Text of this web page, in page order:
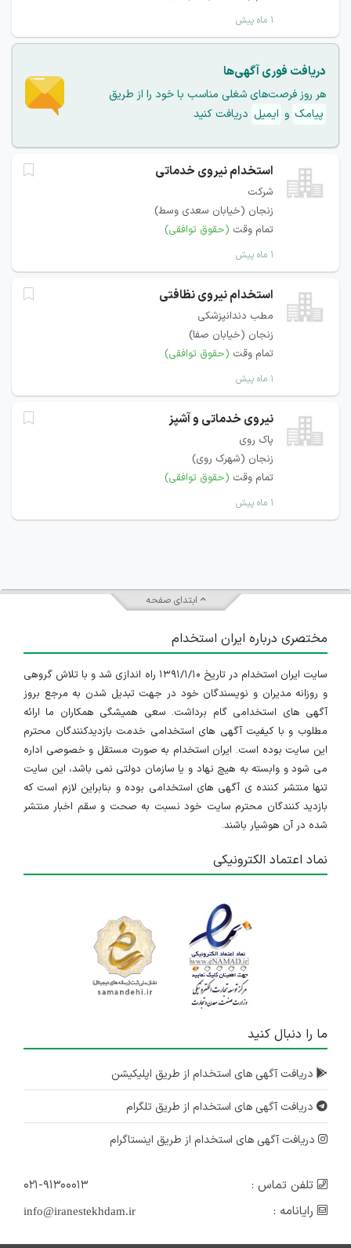
۱ ماه پیش
دریافت فوری آگهی‌ها
هر روز فرصت‌های شغلی مناسب با خود را از طریق
پیامک و ایمیل دریافت کنید
استخدام نیروی خدماتی
شرکت
زنجان (خیابان سعدی وسط)
تمام وقت (حقوق توافقی)
۱ ماه پیش
استخدام نیروی نظافتی
مطب دندانپزشکی
زنجان (خیابان صفا)
تمام وقت (حقوق توافقی)
۱ ماه پیش
نیروی خدماتی و آشپز
پاک روی
زنجان (شهرک روی)
تمام وقت (حقوق توافقی)
۱ ماه پیش
ابتدای صفحه
مختصری درباره ایران استخدام
سایت ایران استخدام در تاریخ ۱۳۹۱/۱/۱۰ راه اندازی شد و با تلاش گروهی
و روزانه مدیران و نویسندگان خود در جهت تبدیل شدن به مرجع بروز
آگهی های استخدامی گام برداشت. سعی همیشگی همکاران ما ارائه
مطلوب و با کیفیت آگهی های استخدامی خدمت بازدیدکنندگان محترم
این سایت بوده است. ایران استخدام به صورت مستقل و خصوصی اداره
می شود و وابسته به هیچ نهاد و یا سازمان دولتی نمی باشد، این سایت
تنها منتشر کننده ی آگهی های استخدامی بوده و بنابراین لازم است که
بازدید کنندگان محترم سایت خود نسبت به صحت و سقم اخبار منتشر
شده در آن هوشیار باشند.
نماد اعتماد الکترونیکی
ما را دنبال کنید
دریافت آگهی های استخدام از طریق اپلیکیشن
دریافت آگهی های استخدام از طریق تلگرام
دریافت آگهی های استخدام از طریق اینستاگرام
تلفن تماس :
۰۲۱-۹۱۳۰۰۰۱۳
رایانامه :
info@iranestekhdam.ir